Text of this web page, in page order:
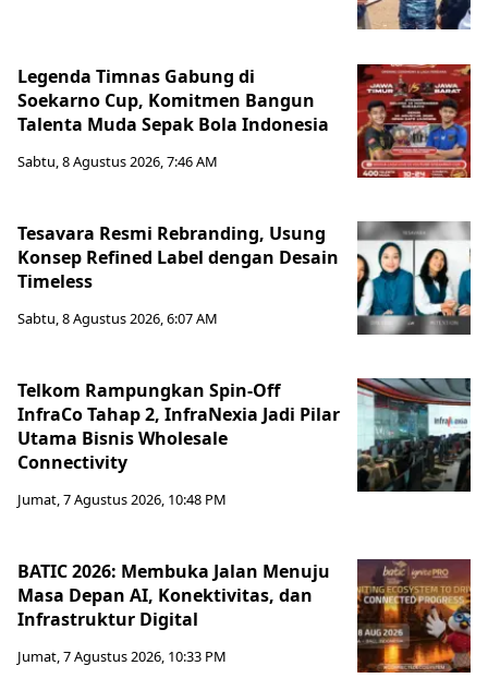
Legenda Timnas Gabung di
Soekarno Cup, Komitmen Bangun
Talenta Muda Sepak Bola Indonesia
Sabtu, 8 Agustus 2026, 7:46 AM
Tesavara Resmi Rebranding, Usung
Konsep Refined Label dengan Desain
Timeless
Sabtu, 8 Agustus 2026, 6:07 AM
Telkom Rampungkan Spin-Off
InfraCo Tahap 2, InfraNexia Jadi Pilar
Utama Bisnis Wholesale
Connectivity
Jumat, 7 Agustus 2026, 10:48 PM
BATIC 2026: Membuka Jalan Menuju
Masa Depan AI, Konektivitas, dan
Infrastruktur Digital
Jumat, 7 Agustus 2026, 10:33 PM